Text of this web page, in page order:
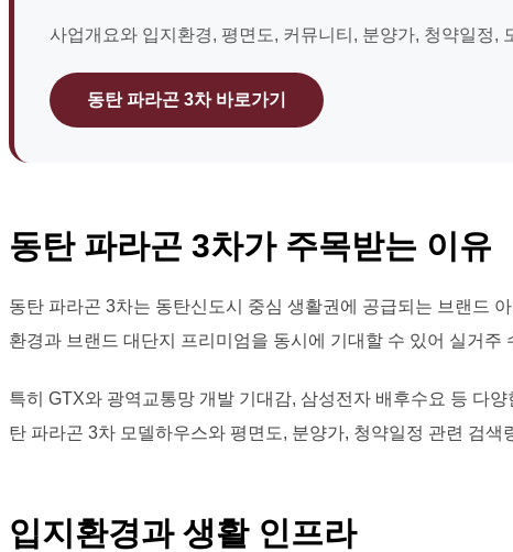
사업개요와 입지환경, 평면도, 커뮤니티, 분양가, 청약일정,
동탄 파라곤 3차 바로가기
동탄 파라곤 3차가 주목받는 이유
동탄 파라곤 3차는 동탄신도시 중심 생활권에 공급되는 브랜드
환경과 브랜드 대단지 프리미엄을 동시에 기대할 수 있어 실거주
특히 GTX와 광역교통망 개발 기대감, 삼성전자 배후수요 등 다
탄 파라곤 3차 모델하우스와 평면도, 분양가, 청약일정 관련 검색
입지환경과 생활 인프라